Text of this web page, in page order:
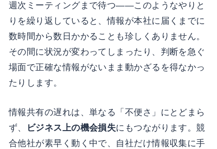
週次ミーティングまで待つ——このようなやりと
りを繰り返していると、情報が本社に届くまでに
数時間から数日かかることも珍しくありません。
その間に状況が変わってしまったり、判断を急ぐ
場面で正確な情報がないまま動かざるを得なかっ
たりします。
情報共有の遅れは、単なる「不便さ」にとどまら
ず、
ビジネス上の機会損失にもつながります。競
合他社が素早く動く中で、自社だけ情報収集に手